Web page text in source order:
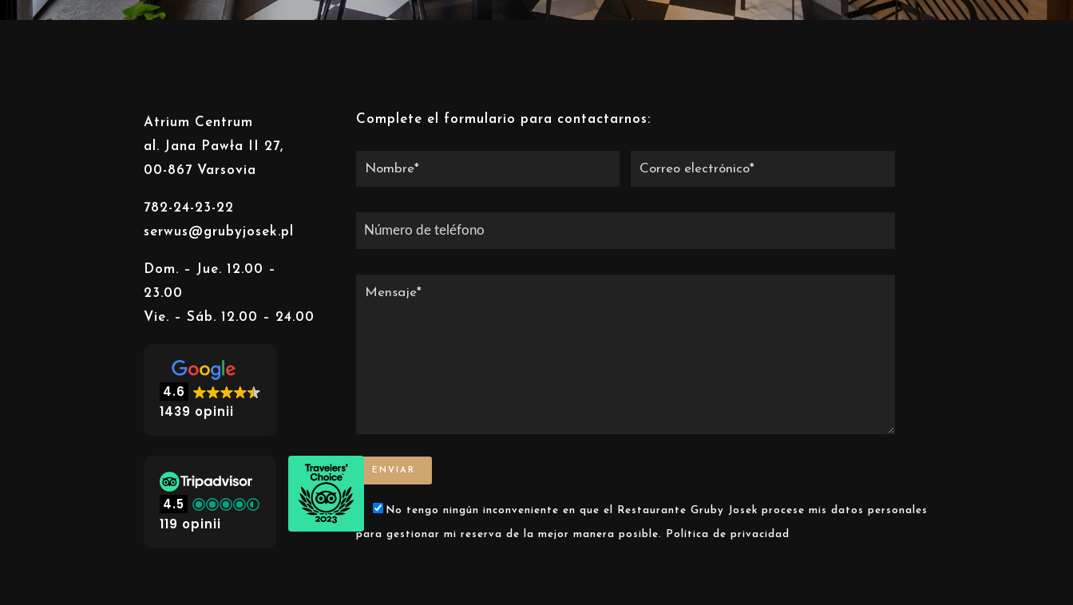
Complete el formulario para contactarnos:
No tengo ningún inconveniente en que el Restaurante Gruby Josek procese mis datos personales
para gestionar mi reserva de la mejor manera posible. Política de privacidad
Atrium Centrum
al. Jana Pawła II 27,
00-867 Varsovia
782-24-23-22
serwus@grubyjosek.pl
Dom. – Jue. 12.00 –
23.00
Vie. – Sáb. 12.00 – 24.00
4.6
1439 opinii
4.5
119 opinii